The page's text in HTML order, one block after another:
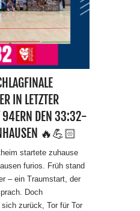
IN LETZTER
94ERN DEN 33:32-
🔥💪🏻
startete zuhause
furios. Früh stand
– ein Traumstart, der
Doch
zurück, Tor für Tor